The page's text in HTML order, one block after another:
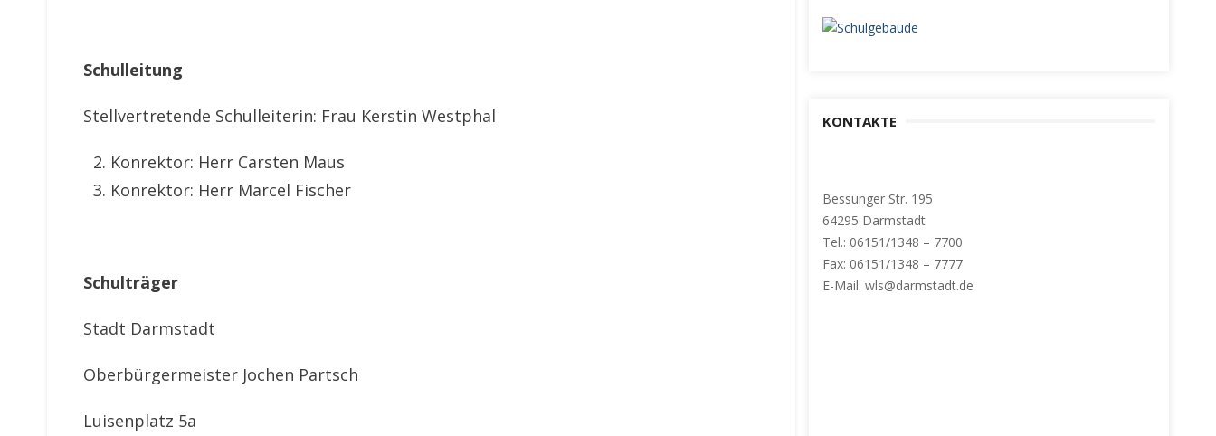
Schulleitung
Stellvertretende Schulleiterin: Frau Kerstin Westphal
Konrektor: Herr Carsten Maus
Konrektor: Herr Marcel Fischer
Schulträger
Stadt Darmstadt
Oberbürgermeister Jochen Partsch
Luisenplatz 5a
KONTAKTE
Bessunger Str. 195
64295 Darmstadt
Tel.: 06151/1348 – 7700
Fax: 06151/1348 – 7777
E-Mail: wls@darmstadt.de